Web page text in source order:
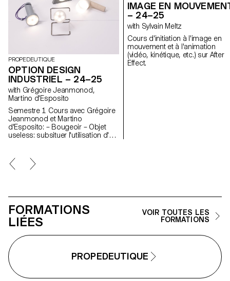
PROPEDEUTIQUE
OPTION DESIGN
INDUSTRIEL – 24–25
with Grégoire Jeanmonod,
Martino d'Esposito
Semestre 1 Cours avec Grégoire
Jeanmonod et Martino
d'Esposito: – Bougeoir – Objet
useless: subsituer l'utilisation d'un
Encoignure Semestre 2 Cours
avec Grégoire Jeanmonod et
IMAGE EN
– 24–25
with Sylvain Meltz
Cours d'initiation à l'image en
mouvement et à l'animation
(vidéo, kinétique, etc.) sur After
FORMATIONS
LIÉES
VOIR TOUTES LES
FORMATIONS
PROPEDEUTIQUE